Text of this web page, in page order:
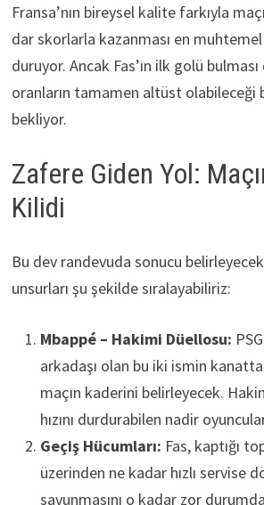
Fransa’nın bireysel kalite farkıyla
dar skorlarla kazanması en
duruyor. Ancak Fas’ın ilk golü
oranların tamamen altüst
bekliyor.
Zafere Giden Yol:
Kilidi
Bu dev randevuda sonucu
unsurları şu şekilde sıralayabiliriz:
Mbappé – Hakimi Düellosu:
arkadaşı olan bu iki ismin
maçın kaderini belirleyecek.
hızını durdurabilen nadir
Geçiş Hücumları: Fas, kaptığı
üzerinden ne kadar hızlı servise
savunmasını o kadar zor